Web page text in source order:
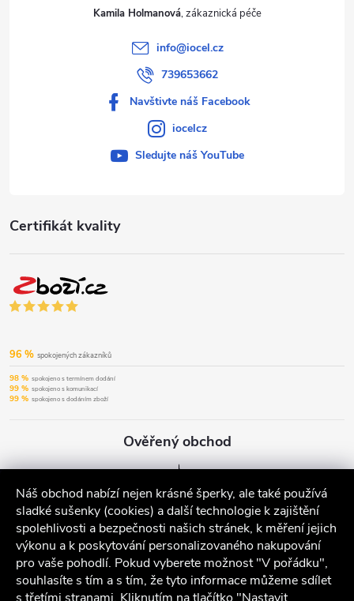
Náš obchod nabízí nejen krásné šperky, ale také používá
sladké sušenky (cookies) a další technologie k zajištění
spolehlivosti a bezpečnosti našich stránek, k měření jejich
výkonu a k poskytování personalizovaného nakupování
pro vaše pohodlí. Pokud vyberete možnost "V pořádku",
souhlasíte s tím a s tím, že tyto informace můžeme sdílet
Certifikát kvality
96 % spokojených zákazníků
98 % spokojeno s termínem dodání
99 % spokojeno s komunikací
99 % spokojeno s dodáním zboží
Ověřený obchod
Kamila Holmanová
info@iocel.cz
739653662
Navštivte náš Facebook
iocelcz
Sledujte náš YouTube